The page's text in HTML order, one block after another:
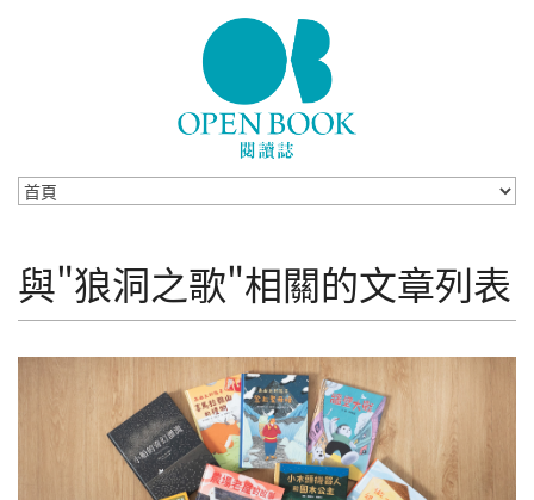
與"狼洞之歌"相關的文章列表